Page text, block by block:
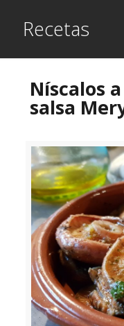
Recetas
Níscalos
salsa